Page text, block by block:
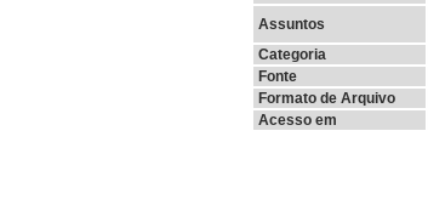
Assuntos
Categoria
Fonte
Formato de Arquivo
Acesso em